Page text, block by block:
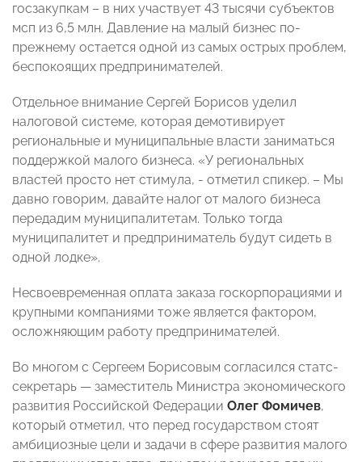
госзакупкам – в них участвует 43 тысячи субъектов
мсп из 6,5 млн. Давление на малый бизнес по-
прежнему остается одной из самых острых проблем,
беспокоящих предпринимателей.
Отдельное внимание Сергей Борисов уделил
налоговой системе, которая демотивирует
региональные и муниципальные власти заниматься
поддержкой малого бизнеса. «У региональных
властей просто нет стимула, - отметил спикер. – Мы
давно говорим, давайте налог от малого бизнеса
передадим муниципалитетам. Только тогда
муниципалитет и предприниматель будут сидеть в
одной лодке».
Несвоевременная оплата заказа госкорпорациями и
крупными компаниями тоже является фактором,
осложняющим работу предпринимателей.
Во многом с Сергеем Борисовым согласился статс-
секретарь — заместитель Министра экономического
развития Российской Федерации Олег Фомичев,
который отметил, что перед государством стоят
амбициозные цели и задачи в сфере развития малого